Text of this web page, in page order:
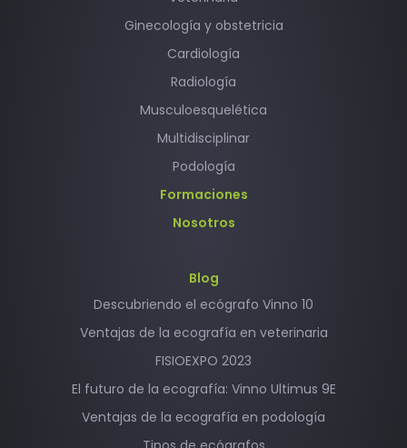
Ginecología y obstetricia
Cardiología
Radiología
Musculoesquelética
Multidisciplinar
Podología
Formaciones
Nosotros
Blog
Descubriendo el ecógrafo Vinno 10
Ventajas de la ecografía en veterinaria
FISIOEXPO 2023
El futuro de la ecografía: Vinno Ultimus 9E
Ventajas de la ecografía en podología